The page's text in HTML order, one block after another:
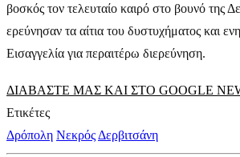
βοσκός τον τελευταίο καιρό στο βουνό της
ερεύνησαν τα αίτια του δυστυχήματος και
Εισαγγελία για περαιτέρω διερεύνηση.
ΔΙΑΒΑΣΤΕ ΜΑΣ ΚΑΙ ΣΤΟ GOOGLE
Ετικέτες
Δρόπολη Νεκρός Δερβιτσάνη